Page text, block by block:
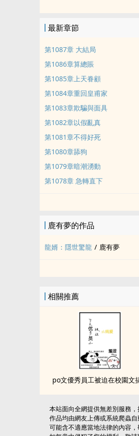
這麼多美女，林峰有點慌！
林峰弱弱的問：“爺爺，還有相
最新章節
第1087章 大結局
第1086章算總賬
第1085章上天眷顧
第1084章重回皇甫家
第1083章欺騙與面具
第1082章以假亂真
第1081章不得好死
第1080章舔狗
第1079章暗潮湧動
第1078章 急轉直下
鹿有夢的作品
龍婿：隱世驚龍 / 鹿有夢
相關推薦
本站面向全網提供無差別服務，
作品均由網友上傳或系統爬蟲自
可能含不適應當地法律的內容，